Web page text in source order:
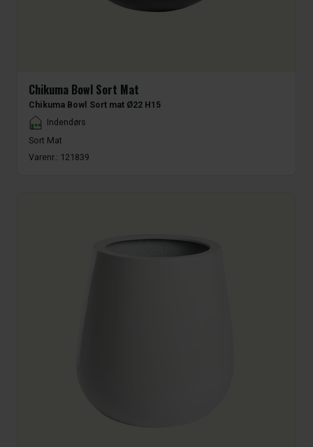
Chikuma Bowl Sort Mat
Chikuma Bowl Sort mat Ø22 H15
Placement
Indendørs
Sort Mat
Varenr.: 121839